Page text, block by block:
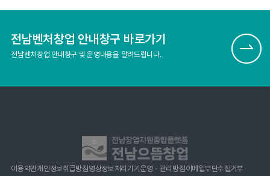
전남벤처창업 안내창구 바로가기
전남벤처창업 안내창구 및 운영내용을 알려드립니다.
이용약관개인정보취급방침영상정보처리기기운영ㆍ관리방침이메일무단수집거부